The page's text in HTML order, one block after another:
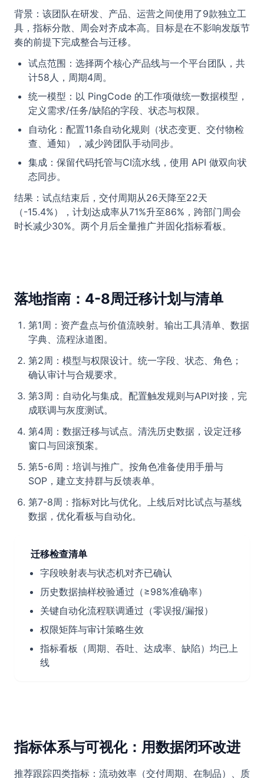
背景：该团队在研发、产品、运营之间使用了9款独立工
具，指标分散、周会对齐成本高。目标是在不影响发版节
奏的前提下完成整合与迁移。
试点范围：选择两个核心产品线与一个平台团队，共
计58人，周期4周。
统一模型：以 PingCode 的工作项做统一数据模型，
定义需求/任务/缺陷的字段、状态与权限。
自动化：配置11条自动化规则（状态变更、交付物检
查、通知），减少跨团队手动同步。
集成：保留代码托管与CI流水线，使用 API 做双向状
态同步。
结果：试点结束后，交付周期从26天降至22天
（-15.4%），计划达成率从71%升至86%，跨部门周会
时长减少30%。两个月后全量推广并固化指标看板。
落地指南：4-8周迁移计划与清单
第1周：资产盘点与价值流映射。输出工具清单、数据
字典、流程泳道图。
第2周：模型与权限设计。统一字段、状态、角色；
确认审计与合规要求。
第3周：自动化与集成。配置触发规则与API对接，完
成联调与灰度测试。
第4周：数据迁移与试点。清洗历史数据，设定迁移
窗口与回滚预案。
第5-6周：培训与推广。按角色准备使用手册与
SOP，建立支持群与反馈表单。
第7-8周：指标对比与优化。上线后对比试点与基线
数据，优化看板与自动化。
迁移检查清单
字段映射表与状态机对齐已确认
历史数据抽样校验通过（≥98%准确率）
关键自动化流程联调通过（零误报/漏报）
权限矩阵与审计策略生效
指标看板（周期、吞吐、达成率、缺陷）均已上
线
指标体系与可视化：用数据闭环改进
推荐跟踪四类指标：流动效率（交付周期、在制品）、质